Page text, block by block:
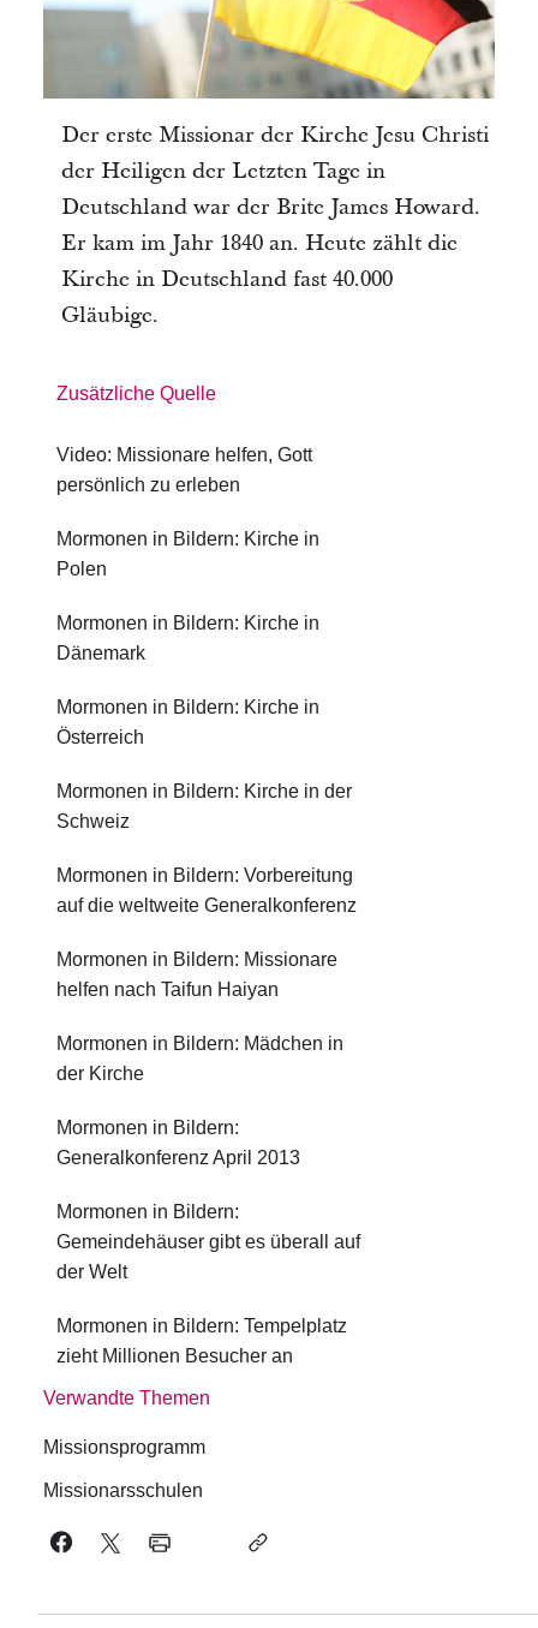
Der erste Missionar der Kirche Jesu Christi
der Heiligen der Letzten Tage in
Deutschland war der Brite James Howard.
Er kam im Jahr 1840 an. Heute zählt die
Kirche in Deutschland fast 40.000
Gläubige.
Zusätzliche Quelle
Video: Missionare helfen, Gott
persönlich zu erleben
Mormonen in Bildern: Kirche in
Polen
Mormonen in Bildern: Kirche in
Dänemark
Mormonen in Bildern: Kirche in
Österreich
Mormonen in Bildern: Kirche in der
Schweiz
Mormonen in Bildern: Vorbereitung
auf die weltweite Generalkonferenz
Mormonen in Bildern: Missionare
helfen nach Taifun Haiyan
Mormonen in Bildern: Mädchen in
der Kirche
Mormonen in Bildern:
Generalkonferenz April 2013
Mormonen in Bildern:
Gemeindehäuser gibt es überall auf
der Welt
Mormonen in Bildern: Tempelplatz
zieht Millionen Besucher an
Verwandte Themen
Missionsprogramm
Missionarsschulen